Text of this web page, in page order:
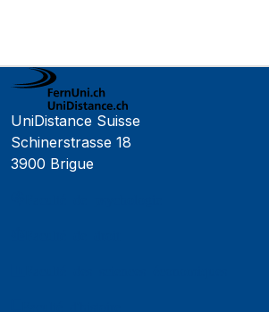
UniDistance Suisse
Schinerstrasse 18
3900 Brigue